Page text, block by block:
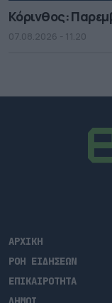
Κόρινθος:
07.08.2026 - 11.20
ΑΡΧΙΚΗ
ΡΟΗ ΕΙΔΗΣΕΩΝ
ΕΠΙΚΑΙΡΟΤΗΤΑ